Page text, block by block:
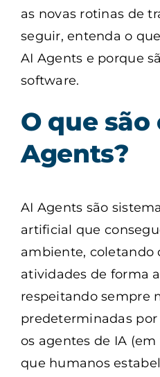
as novas rotinas de
seguir, entenda o
AI Agents e porque
software.
O que são
Agents?
AI Agents são
artificial que
ambiente, coletando
atividades de forma
respeitando sempre
predeterminadas por
os agentes de IA
que humanos